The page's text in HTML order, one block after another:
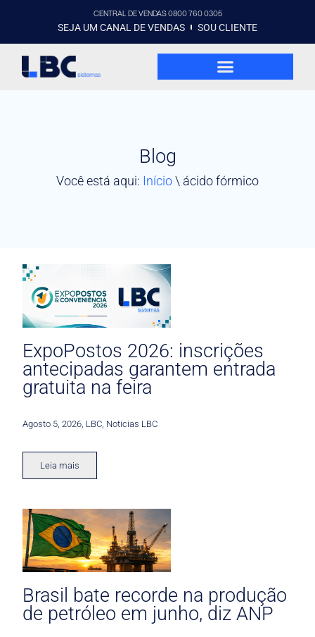
CENTRAL DE VENDAS 0800 760 0305
SEJA UM CANAL DE VENDAS SOU CLIENTE
Blog
Você está aqui: Início\ ácido fórmico
ExpoPostos 2026: inscrições
antecipadas garantem entrada
gratuita na feira
Agosto 5, 2026 LBC Noticias LBC
Leia mais
Brasil bate recorde na produção
de petróleo em junho, diz ANP